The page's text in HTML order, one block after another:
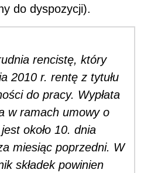
do dyspozycji).
rencistę, który
2010 r. rentę z tytułu
do pracy. Wypłata
w ramach umowy o
około 10. dnia
miesiąc poprzedni. W
składek powinien